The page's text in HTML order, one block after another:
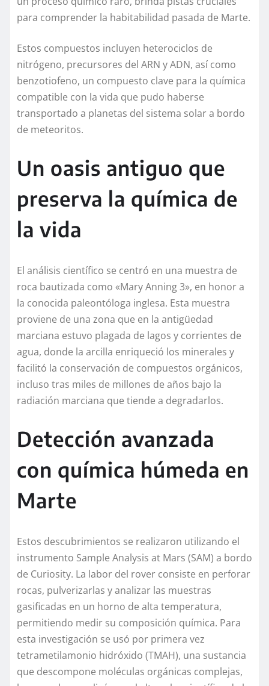
para comprender la habitabilidad pasada de Marte.
Estos compuestos incluyen heterociclos de
nitrógeno, precursores del ARN y ADN, así como
benzotiofeno, un compuesto clave para la química
compatible con la vida que pudo haberse
transportado a planetas del sistema solar a bordo
de meteoritos.
Un oasis antiguo que
preserva la química de
la vida
El análisis científico se centró en una muestra de
roca bautizada como «Mary Anning 3», en honor a
la conocida paleontóloga inglesa. Esta muestra
proviene de una zona que en la antigüedad
marciana estuvo plagada de lagos y corrientes de
agua, donde la arcilla enriqueció los minerales y
facilitó la conservación de compuestos orgánicos,
incluso tras miles de millones de años bajo la
radiación marciana que tiende a degradarlos.
Detección avanzada
con química húmeda en
Marte
Estos descubrimientos se realizaron utilizando el
instrumento Sample Analysis at Mars (SAM) a bordo
de Curiosity. La labor del rover consiste en perforar
rocas, pulverizarlas y analizar las muestras
gasificadas en un horno de alta temperatura,
permitiendo medir su composición química. Para
esta investigación se usó por primera vez
tetrametilamonio hidróxido (TMAH), una sustancia
que descompone moléculas orgánicas complejas,